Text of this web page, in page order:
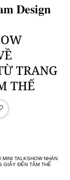
𝐃𝐞𝐬𝐢𝐠𝐧
TRANG
THẾ